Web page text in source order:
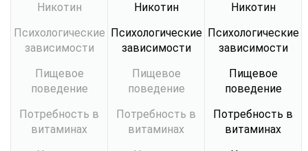
Никотин
Психологические
зависимости
Пищевое
поведение
Потребность в
витаминах
Никотин
Психологические
зависимости
Пищевое
поведение
Потребность в
витаминах
Никотин
Психологические
зависимости
Пищевое
поведение
Потребность в
витаминах